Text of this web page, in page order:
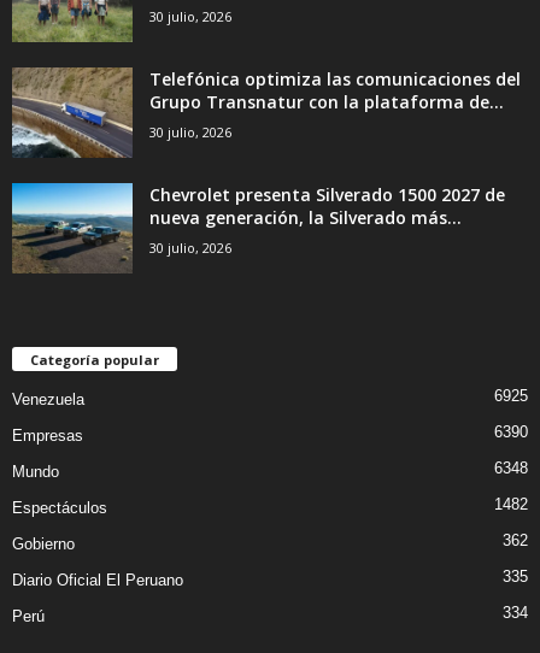
30 julio, 2026
Telefónica optimiza las comunicaciones del
Grupo Transnatur con la plataforma de...
30 julio, 2026
Chevrolet presenta Silverado 1500 2027 de
nueva generación, la Silverado más...
30 julio, 2026
Categoría popular
Venezuela 6925
Empresas 6390
Mundo 6348
Espectáculos 1482
Gobierno 362
Diario Oficial El Peruano 335
Perú 334